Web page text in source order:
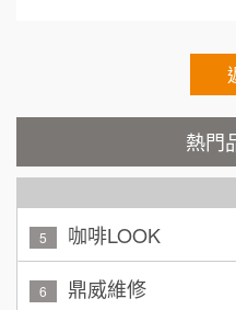
熱門
3 秉宏小米甜甜圈
4 潮鍋癮
咖啡LOOK
鼎威維修
黃 先生/小姐
加盟預算